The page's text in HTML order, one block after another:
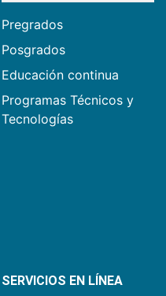
Pregrados
Posgrados
Educación continua
Programas Técnicos y
Tecnologías
SERVICIOS EN LÍNEA